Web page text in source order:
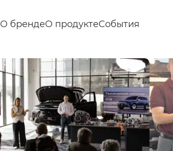
О брендеО продуктеСобытия